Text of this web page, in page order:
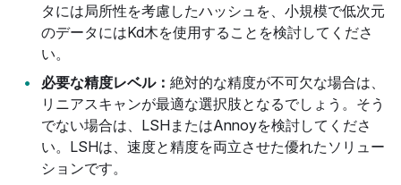
タには局所性を考慮したハッシュを、小規模で低次元
のデータにはKd木を使用することを検討してくださ
い。
必要な精度レベル： 絶対的な精度が不可欠な場合は、
リニアスキャンが最適な選択肢となるでしょう。そう
でない場合は、LSHまたはAnnoyを検討してくださ
い。LSHは、速度と精度を両立させた優れたソリュー
ションです。